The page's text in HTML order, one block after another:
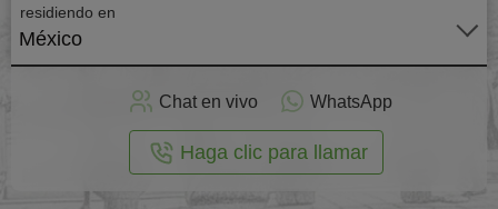
residiendo en
México
Chat en vivo WhatsApp
Haga clic para llamar